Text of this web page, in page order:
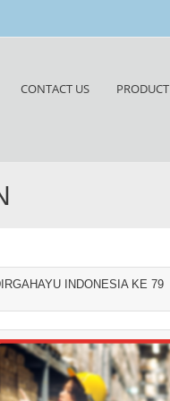
CONTACT US PRODUCT
INDONESIA KE 79